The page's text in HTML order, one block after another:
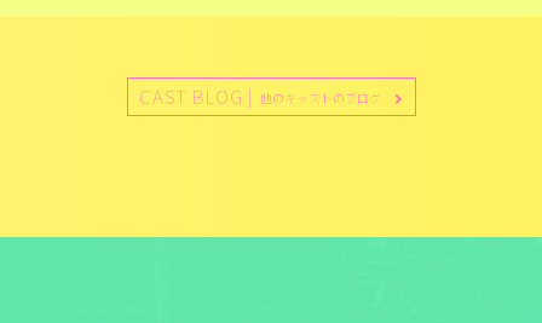
CAST BLOG | 他のキャストのブログ